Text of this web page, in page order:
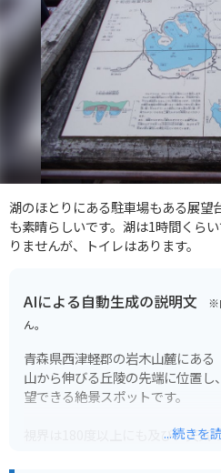
湖のほとりにある駐車場もある展望
も素晴らしいです。湖は1時間くら
りませんが、トイレはあります。
AIによる自動生成の説明文 ※
ん。
青森県西津軽郡の岩木山麓にあ
山から伸びる丘陵の先端に位置
望できる絶景スポットです。
視界は180度以上にも及び、天気
...続きを